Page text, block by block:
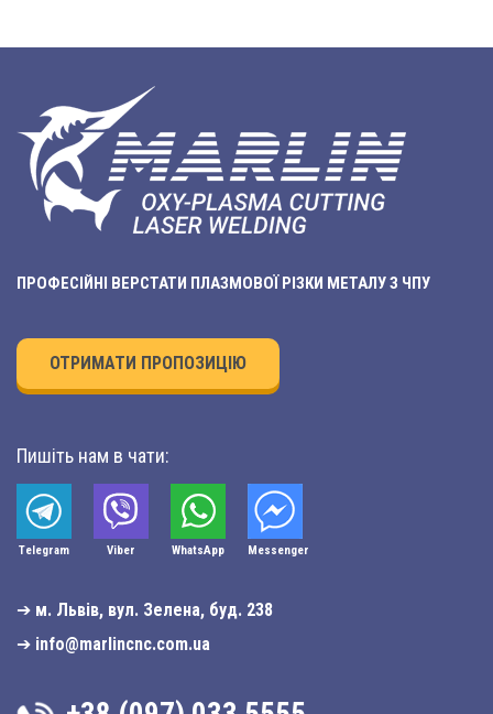
ПРОФЕСІЙНІ ВЕРСТАТИ ПЛАЗМОВОЇ РІЗКИ МЕТАЛУ З ЧПУ
ОТРИМАТИ ПРОПОЗИЦІЮ
Пишіть нам в чати:
Telegram Viber WhatsApp Мessenger
➔ м. Львів, вул. Зелена, буд. 238
➔ info@marlincnc.com.ua